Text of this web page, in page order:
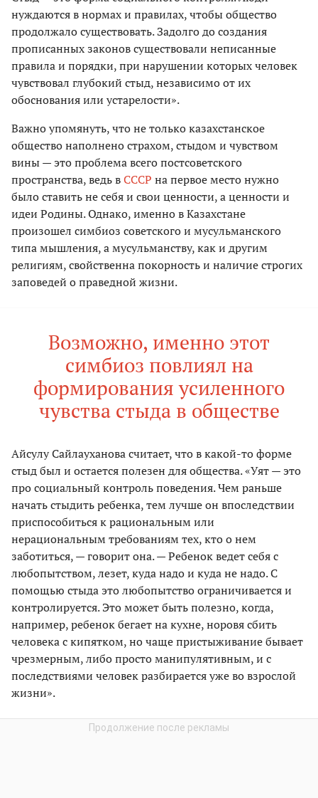
нуждаются в нормах и правилах, чтобы общество
продолжало существовать. Задолго до создания
прописанных законов существовали неписанные
правила и порядки, при нарушении которых человек
чувствовал глубокий стыд, независимо от их
обоснования или устарелости».
Важно упомянуть, что не только казахстанское
общество наполнено страхом, стыдом и чувством
вины — это проблема всего постсоветского
пространства, ведь вСССР на первое место нужно
было ставить не себя и свои ценности, а ценности и
идеи Родины. Однако, именно в Казахстане
произошел симбиоз советского и мусульманского
типа мышления, а мусульманству, как и другим
религиям, свойственна покорность и наличие строгих
заповедей о праведной жизни.
Возможно, именно этот
симбиоз повлиял на
формирования усиленного
чувства стыда в обществе
Айсулу Сайлауханова считает, что в какой-то форме
стыд был и остается полезен для общества. «Уят — это
про социальный контроль поведения. Чем раньше
начать стыдить ребенка, тем лучше он впоследствии
приспособиться к рациональным или
нерациональным требованиям тех, кто о нем
заботиться, — говорит она. — Ребенок ведет себя с
любопытством, лезет, куда надо и куда не надо. С
помощью стыда это любопытство ограничивается и
контролируется. Это может быть полезно, когда,
например, ребенок бегает на кухне, норовя сбить
человека с кипятком, но чаще пристыживание бывает
чрезмерным, либо просто манипулятивным, и с
последствиями человек разбирается уже во взрослой
жизни».